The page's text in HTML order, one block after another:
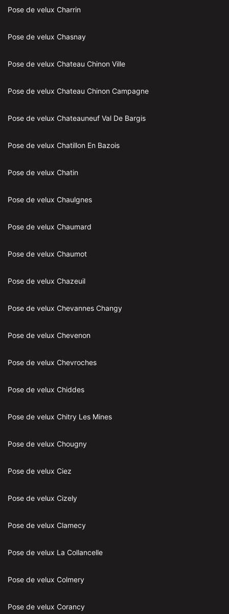
Pose de velux Charrin
Pose de velux Chasnay
Pose de velux Chateau Chinon Ville
Pose de velux Chateau Chinon Campagne
Pose de velux Chateauneuf Val De Bargis
Pose de velux Chatillon En Bazois
Pose de velux Chatin
Pose de velux Chaulgnes
Pose de velux Chaumard
Pose de velux Chaumot
Pose de velux Chazeuil
Pose de velux Chevannes Changy
Pose de velux Chevenon
Pose de velux Chevroches
Pose de velux Chiddes
Pose de velux Chitry Les Mines
Pose de velux Chougny
Pose de velux Ciez
Pose de velux Cizely
Pose de velux Clamecy
Pose de velux La Collancelle
Pose de velux Colmery
Pose de velux Corancy